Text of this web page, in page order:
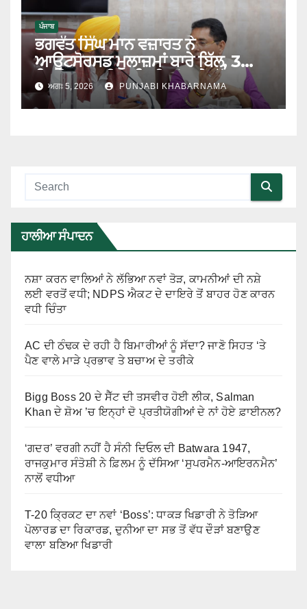
ਪੰਜਾਬ
ਭਗਵੰਤ ਸਿੰਘ ਮਾਨ ਵਜ਼ਾਰਤ ਨੇ
ਆਊਟਸੋਰਸਡ ਮੁਲਾਜ਼ਮਾਂ ਬਾਰੇ ਬਿੱਲ, 3
ਡਿਜੀਟਲ ਯੂਨੀਵਰਸਿਟੀਆਂ ਅਤੇ ਮੁੱਖ
ਪ੍ਰਸ਼ਾਸਨਿਕ ਸੁਧਾਰਾਂ ਨੂੰ ਦਿੱਤੀ ਮਨਜ਼ੂਰੀ
ਅਗਃ 5, 2026 PUNJABI KHABARNAMA
ਹਾਲੀਆ ਸੰਪਾਦਨ
ਨਸ਼ਾ ਕਰਨ ਵਾਲਿਆਂ ਨੇ ਲੱਭਿਆ ਨਵਾਂ ਤੋੜ, ਕਾਮਨੀਆਂ ਦੀ ਨਸ਼ੇ
ਲਈ ਵਰਤੋਂ ਵਧੀ; NDPS ਐਕਟ ਦੇ ਦਾਇਰੇ ਤੋਂ ਬਾਹਰ ਹੋਣ ਕਾਰਨ
ਵਧੀ ਚਿੰਤਾ
AC ਦੀ ਠੰਢਕ ਦੇ ਰਹੀ ਹੈ ਬਿਮਾਰੀਆਂ ਨੂੰ ਸੱਦਾ? ਜਾਣੋ ਸਿਹਤ ‘ਤੇ
ਪੈਣ ਵਾਲੇ ਮਾੜੇ ਪ੍ਰਭਾਵ ਤੇ ਬਚਾਅ ਦੇ ਤਰੀਕੇ
Bigg Boss 20 ਦੇ ਸੈੱਟ ਦੀ ਤਸਵੀਰ ਹੋਈ ਲੀਕ, Salman
Khan ਦੇ ਸ਼ੋਅ ’ਚ ਇਨ੍ਹਾਂ ਦੋ ਪ੍ਰਤੀਯੋਗੀਆਂ ਦੇ ਨਾਂ ਹੋਏ ਫ਼ਾਈਨਲ?
‘ਗਦਰ’ ਵਰਗੀ ਨਹੀਂ ਹੈ ਸੰਨੀ ਦਿਓਲ ਦੀ Batwara 1947,
ਰਾਜਕੁਮਾਰ ਸੰਤੋਸ਼ੀ ਨੇ ਫ਼ਿਲਮ ਨੂੰ ਦੱਸਿਆ ‘ਸੁਪਰਮੈਨ-ਆਇਰਨਮੈਨ’
ਨਾਲੋਂ ਵਧੀਆ
T-20 ਕ੍ਰਿਕਟ ਦਾ ਨਵਾਂ ‘Boss’: ਧਾਕੜ ਖਿਡਾਰੀ ਨੇ ਤੋੜਿਆ
ਪੋਲਾਰਡ ਦਾ ਰਿਕਾਰਡ, ਦੁਨੀਆ ਦਾ ਸਭ ਤੋਂ ਵੱਧ ਦੌੜਾਂ ਬਣਾਉਣ
ਵਾਲਾ ਬਣਿਆ ਖਿਡਾਰੀ